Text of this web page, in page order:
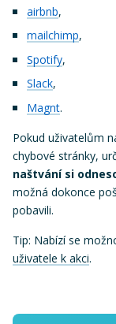
airbnb,
mailchimp,
Spotify,
Slack,
Magnt.
Pokud uživatelům
chybové stránky,
naštvání si
možná dokonce
pobavili.
Tip: Nabízí se
uživatele k akci.